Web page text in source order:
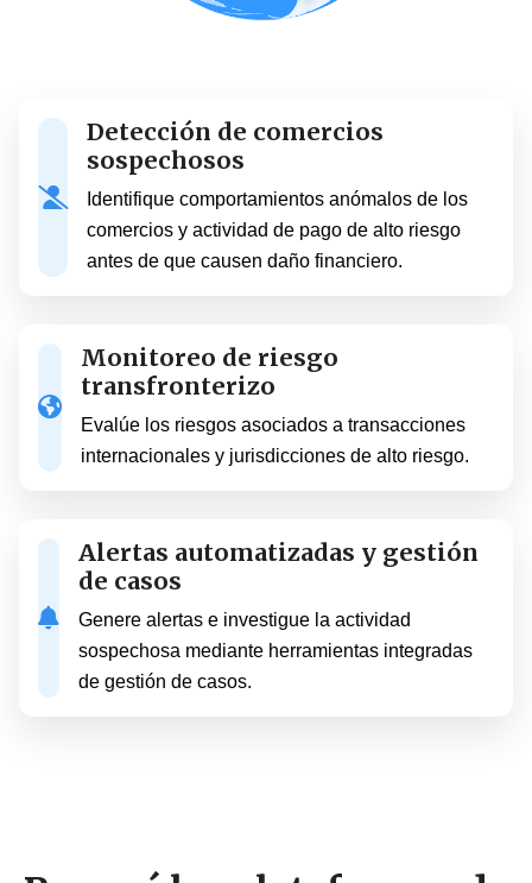
Detección de comercios
sospechosos
Identifique comportamientos anómalos de los
comercios y actividad de pago de alto riesgo
antes de que causen daño financiero.
Monitoreo de riesgo
transfronterizo
Evalúe los riesgos asociados a transacciones
internacionales y jurisdicciones de alto riesgo.
Alertas automatizadas y gestión
de casos
Genere alertas e investigue la actividad
sospechosa mediante herramientas integradas
de gestión de casos.